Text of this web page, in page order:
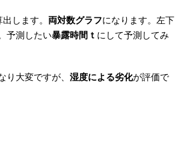
出します。 両対数グラフになります。左下
予測したい暴露時間ｔ にして予測してみ
大変ですが、 湿度による劣化が評価で